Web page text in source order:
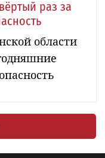
раз за
области